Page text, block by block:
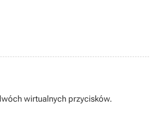
wirtualnych przycisków.